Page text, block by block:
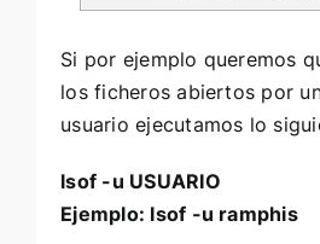
Si por ejemplo queremos
los ficheros abiertos por
usuario ejecutamos lo
lsof -u USUARIO
Ejemplo: lsof -u ramphis